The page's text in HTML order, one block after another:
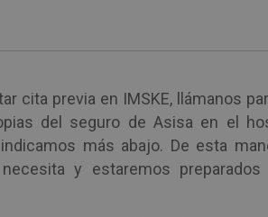
cita previa en IMSKE, llámanos
del seguro de Asisa en el
más abajo. De esta
y estaremos